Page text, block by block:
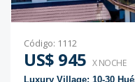
Código: 1112
US$ 945 X NOCHE
Luxury Village: 10-30